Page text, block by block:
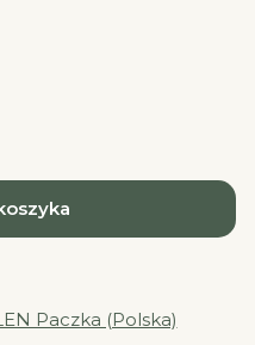
Paczka (Polska)